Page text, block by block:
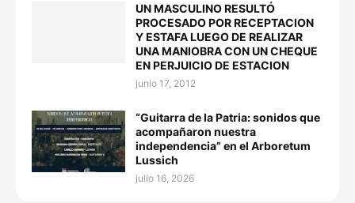
UN MASCULINO RESULTÓ
PROCESADO POR RECEPTACION
Y ESTAFA LUEGO DE REALIZAR
UNA MANIOBRA CON UN CHEQUE
EN PERJUICIO DE ESTACION
junio 17, 2012
“Guitarra de la Patria: sonidos que
acompañaron nuestra
independencia” en el Arboretum
Lussich
julio 16, 2026